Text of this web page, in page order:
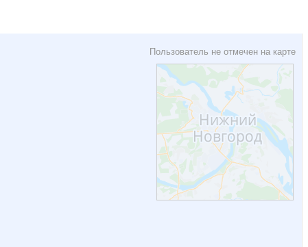
Пользователь не отмечен на карте